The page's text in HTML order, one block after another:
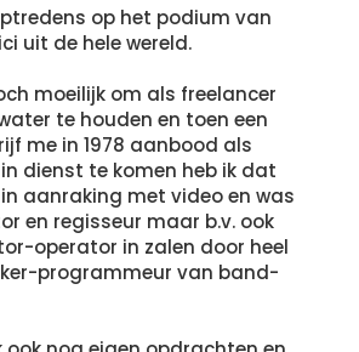
op het podium van
uit de hele wereld.
moeilijk om als freelancer
te houden en toen een
me in 1978 aanbood als
dienst te komen heb ik dat
aanraking met video en was
en regisseur maar b.v. ook
operator in zalen door heel
programmeur van band-